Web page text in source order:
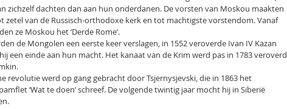
zichzelf dachten dan aan hun onderdanen. De vorsten van Moskou maakten
zetel van de Russisch-orthodoxe kerk en tot machtigste vorstendom. Vanaf
ze Moskou het ‘Derde Rome’.
de Mongolen een eerste keer verslagen, in 1552 veroverde Ivan IV Kazan
een einde aan hun macht. Het kanaat van de Krim werd pas in 1783 veroverd
revolutie werd op gang gebracht door Tsjernysjevski, die in 1863 het
‘Wat te doen’ schreef. De volgende twintig jaar mocht hij in Siberië